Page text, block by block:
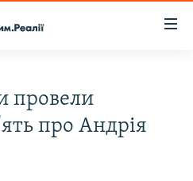
провели
про Андрія